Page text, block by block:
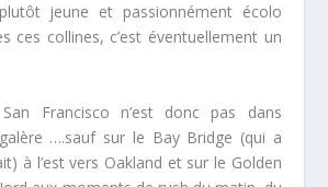
jeune et passionnément écolo
ces collines, c’est éventuellement un
Francisco n’est donc pas dans
galère ….sauf sur le Bay Bridge (qui a
à l’est vers Oakland et sur le Golden